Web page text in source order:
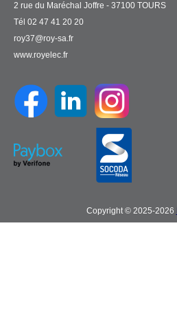
2 rue du Maréchal Joffre - 37100 TOURS
Tél 02 47 41 20 20
roy37@roy-sa.fr
www.royelec.fr
Copyright © 2025-2026